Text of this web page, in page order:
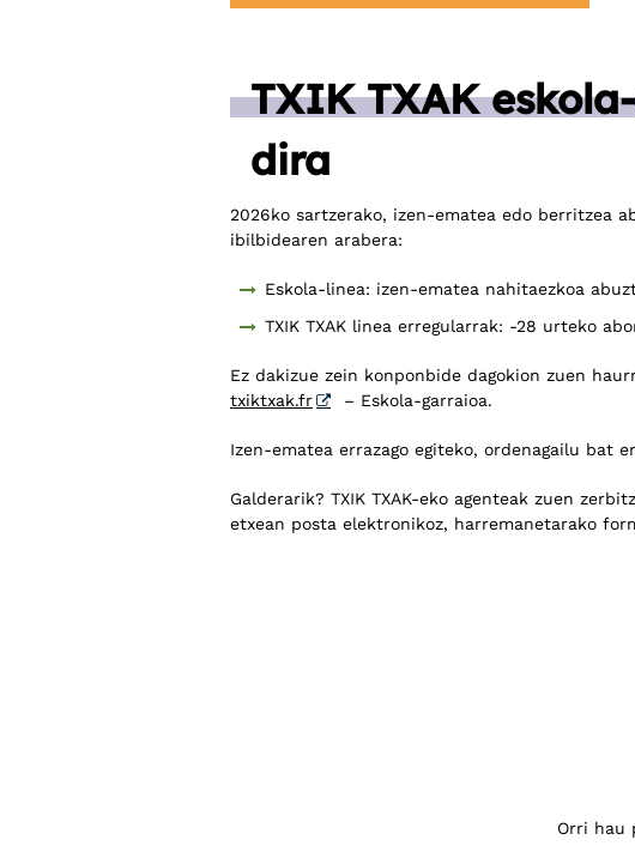
TXIK TXAK
dira
2026ko sartzerako, izen-ematea edo berritzea
ibilbidearen arabera:
Eskola-linea: izen-ematea nahitaezkoa
TXIK TXAK linea erregularrak: -28 urteko
Ez dakizue zein konponbide dagokion zuen
txiktxak.fr
– Eskola-garraioa.
Izen-ematea errazago egiteko, ordenagailu bat
Galderarik? TXIK TXAK-eko agenteak zuen
etxean posta elektronikoz, harremanetarako
Orri hau